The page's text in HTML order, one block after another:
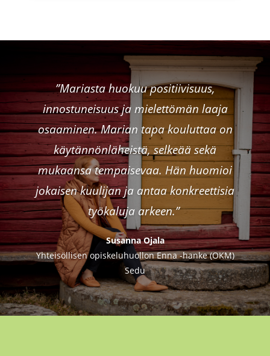
”Mariasta huokuu positiivisuus,
innostuneisuus ja mielettömän laaja
osaaminen. Marian tapa kouluttaa on
käytännönläheistä, selkeää sekä
mukaansa tempaisevaa. Hän huomioi
jokaisen kuulijan ja antaa konkreettisia
työkaluja arkeen.”
Susanna Ojala
Yhteisöllisen opiskeluhuollon Enna -hanke (OKM)
Sedu